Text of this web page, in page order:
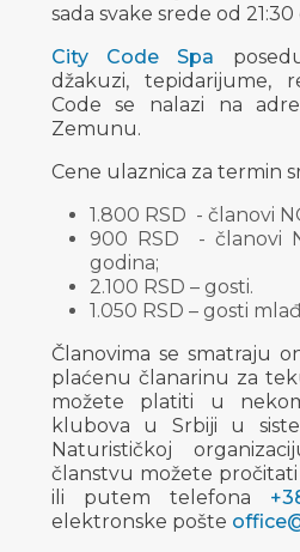
sada svake srede od 21:30
City Code Spa
džakuzi, tepidarijume,
Code se nalazi na
Zemunu.
Cene ulaznica za termin
1.800 RSD - članovi
900 RSD - članovi
godina;
2.100 RSD – gosti.
1.050 RSD – gosti
Članovima se smatraju
plaćenu članarinu za
možete platiti u
klubova u Srbiji u
Naturističkoj
članstvu možete pročitati
ili putem telefona
elektronske pošte